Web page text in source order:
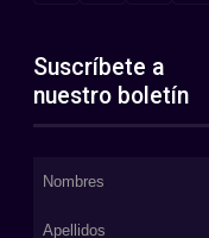
Suscríbete a
nuestro boletín